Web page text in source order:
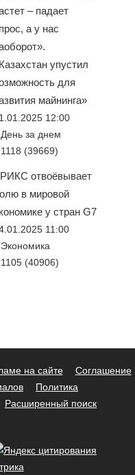
– падает
а у нас
упустил
для
майнинга»
12:00
День за днем
1118 (39669)
отвоёвывает
в мировой
у стран G7
11:00
Экономика
1105 (40906)
на сайте
Соглашение
Политика
Расширенный поиск